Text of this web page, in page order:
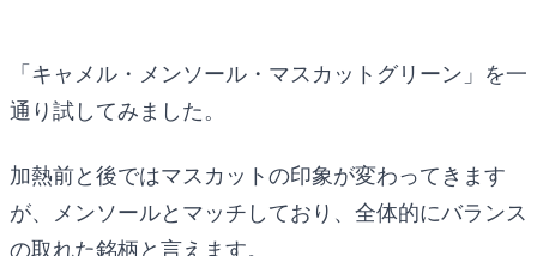
「キャメル・メンソール・マスカットグリーン」を一
通り試してみました。
加熱前と後ではマスカットの印象が変わってきます
が、メンソールとマッチしており、全体的にバランス
の取れた銘柄と言えます。